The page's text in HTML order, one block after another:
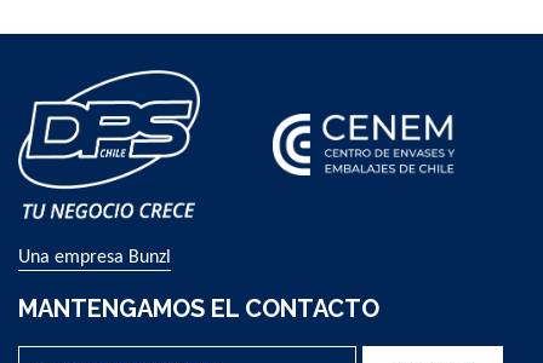
Una empresa Bunzl
MANTENGAMOS EL CONTACTO